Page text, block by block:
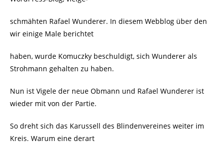
schmähten Rafael Wunderer. In diesem Webblog über den
wir einige Male berichtet
haben, wurde Komuczky beschuldigt, sich Wunderer als
Strohmann gehalten zu haben.
Nun ist Vigele der neue Obmann und Rafael Wunderer ist
wieder mit von der Partie.
So dreht sich das Karussell des Blindenvereines weiter im
Kreis. Warum eine derart